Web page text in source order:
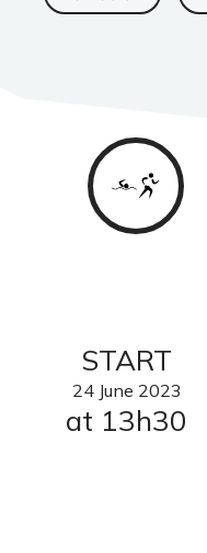
SwimRun
START
24 June 2023
at 13h30